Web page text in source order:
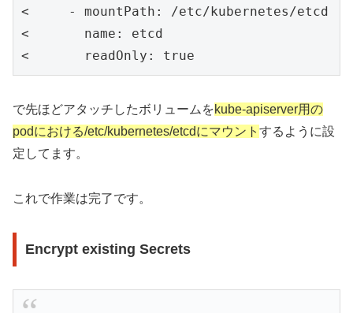
<     - mountPath: /etc/kubernetes/etcd
<       name: etcd
<       readOnly: true
で先ほどアタッチしたボリュームをkube-apiserver用の
podにおける/etc/kubernetes/etcdにマウント するように設
定してます。
これで作業は完了です。
Encrypt existing Secrets